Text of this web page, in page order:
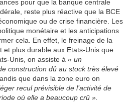
pour que la banque centrale
reste plus réactive que la BCE
ou de crise financière. Les
monétaire et les anticipations
cela. En effet, le freinage de la
et plus durable aux Etats-Unis que
Unis, on assiste à « un
construction dû au stock très élevé
tandis que dans la zone euro on
recul prévisible de l’activité de
où elle a beaucoup crû ».